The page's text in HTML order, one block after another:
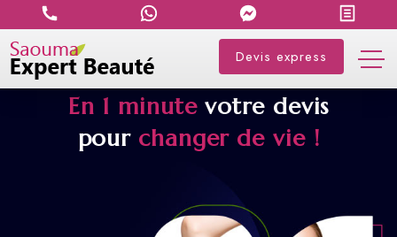
Devis express
En 1 minutevotre devis
pour changer de vie !